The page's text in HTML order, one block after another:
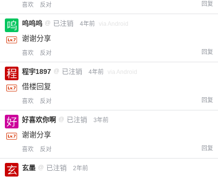
喜欢 反对 回复
呜呜呜 @ 已注销 4年前 via Android
谢谢分享
喜欢 反对 回复
程宇1897 @ 已注销 4年前 via Android
借楼回复
喜欢 反对 回复
好喜欢你啊 @ 已注销 3年前
谢谢分享
喜欢 反对 回复
玄墨 @ 已注销 2年前